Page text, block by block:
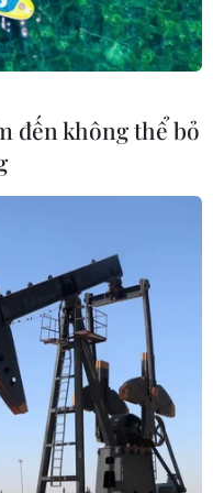
và thành công hơn.
năng làm đẹp:
đến không thể bỏ